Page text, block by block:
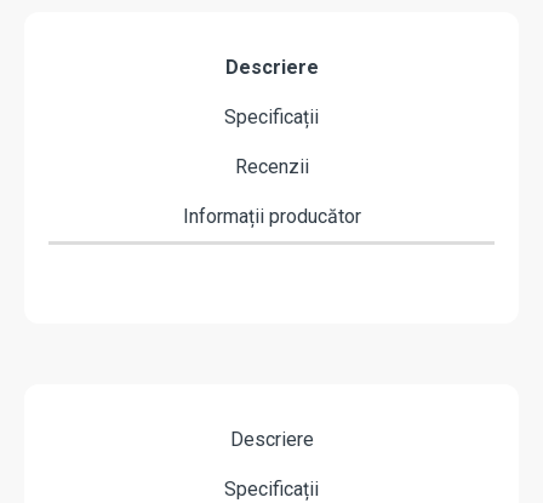
Descriere
Specificații
Recenzii
Informații producător
Descriere
Specificații